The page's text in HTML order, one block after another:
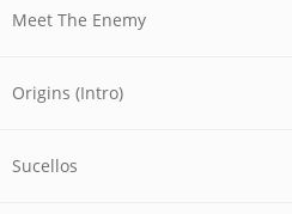
Meet The Enemy
Origins (Intro)
Sucellos